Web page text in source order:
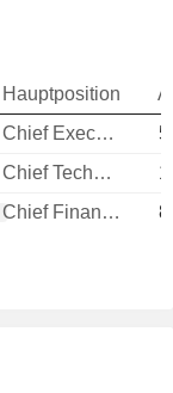
Hauptposition
Chief Executive Officer (CEO)
Chief Technology Officer (CTO)
Chief Financial Officer (CFO)